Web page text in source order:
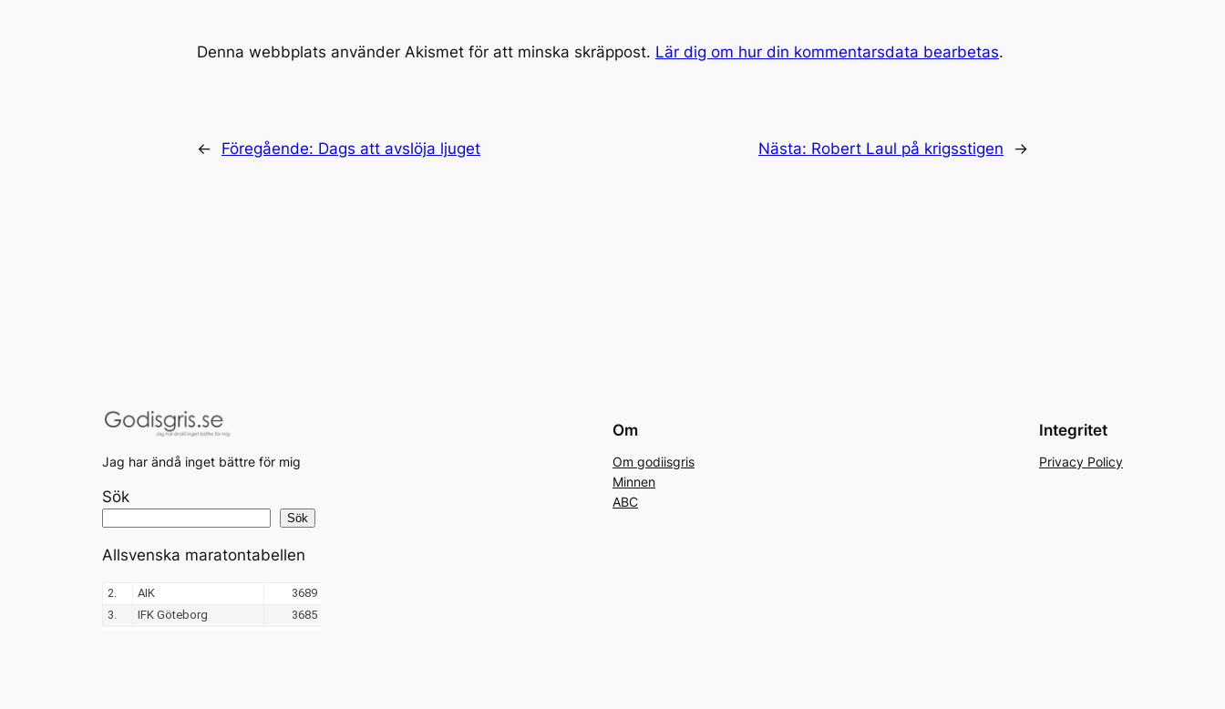
Denna webbplats använder Akismet för att minska skräppost. Lär dig om hur din kommentarsdata bearbetas.
← Föregående: Dags att avslöja ljuget Nästa: Robert Laul på krigsstigen →
Jag har ändå inget bättre för mig
Sök
Sök
Om
Om godiisgris
Minnen
ABC
Integritet
Privacy Policy
Allsvenska maratontabellen